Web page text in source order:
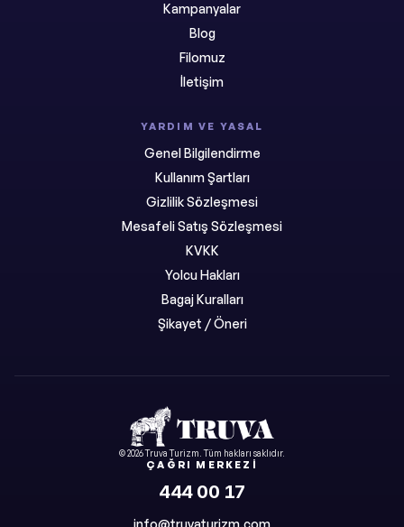
Kampanyalar
Blog
Filomuz
İletişim
YARDIM VE YASAL
Genel Bilgilendirme
Kullanım Şartları
Gizlilik Sözleşmesi
Mesafeli Satış Sözleşmesi
KVKK
Yolcu Hakları
Bagaj Kuralları
Şikayet / Öneri
©2026Truva Turizm . Tüm hakları saklıdır.
ÇAĞRI MERKEZI
444 00 17
info@truvaturizm.com